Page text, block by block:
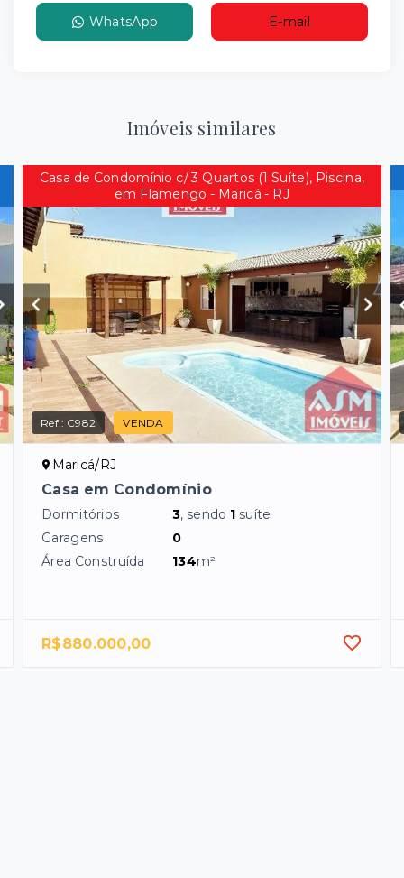
WhatsApp E-mail
Imóveis similares
Casa de Condomínio c/ 3 Quartos (1 Suíte), Piscina,
em Flamengo - Maricá - RJ
Ref.: C982 VENDA
Maricá/RJ
Casa em Condomínio
Dormitórios 3, sendo 1 suíte
Garagens
0
Área Construída
134m²
R$880.000,00